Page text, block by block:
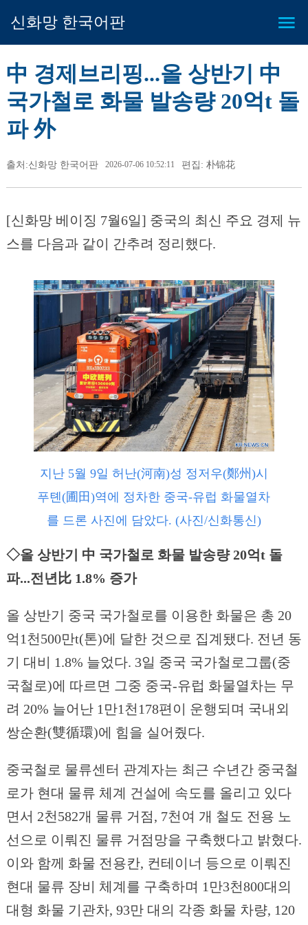
신화망 한국어판
中 경제브리핑...올 상반기 中
국가철로 화물 발송량 20억t 돌
파 外
출처:신화망 한국어판 2026-07-06 10:52:11 편집: 朴锦花
[신화망 베이징 7월6일] 중국의 최신 주요 경제 뉴
스를 다음과 같이 간추려 정리했다.
지난 5월 9일 허난(河南)성 정저우(鄭州)시
푸톈(圃田)역에 정차한 중국-유럽 화물열차
를 드론 사진에 담았다. (사진/신화통신)
◇올 상반기 中 국가철로 화물 발송량 20억t 돌
파...전년比 1.8% 증가
올 상반기 중국 국가철로를 이용한 화물은 총 20
억1천500만t(톤)에 달한 것으로 집계됐다. 전년 동
기 대비 1.8% 늘었다. 3일 중국 국가철로그룹(중
국철로)에 따르면 그중 중국-유럽 화물열차는 무
려 20% 늘어난 1만1천178편이 운행되며 국내외
쌍순환(雙循環)에 힘을 실어줬다.
중국철로 물류센터 관계자는 최근 수년간 중국철
로가 현대 물류 체계 건설에 속도를 올리고 있다
면서 2천582개 물류 거점, 7천여 개 철도 전용 노
선으로 이뤄진 물류 거점망을 구축했다고 밝혔다.
이와 함께 화물 전용칸, 컨테이너 등으로 이뤄진
현대 물류 장비 체계를 구축하며 1만3천800대의
대형 화물 기관차, 93만 대의 각종 화물 차량, 120